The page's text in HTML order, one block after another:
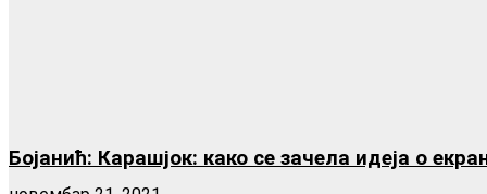
Бојанић: Карашјок: како се зачела идеја о